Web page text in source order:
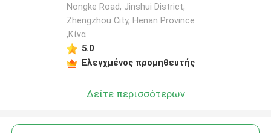
Nongke Road, Jinshui District,
Zhengzhou City, Henan Province
,Κίνα
5.0
Ελεγχμένος προμηθευτής
Δείτε περισσότερων